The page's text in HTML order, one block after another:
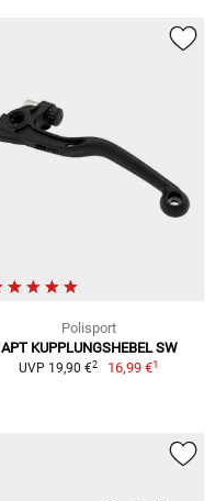
Polisport
APT KUPPLUNGSHEBEL SW
UVP 19,90 €2 16,99 €1